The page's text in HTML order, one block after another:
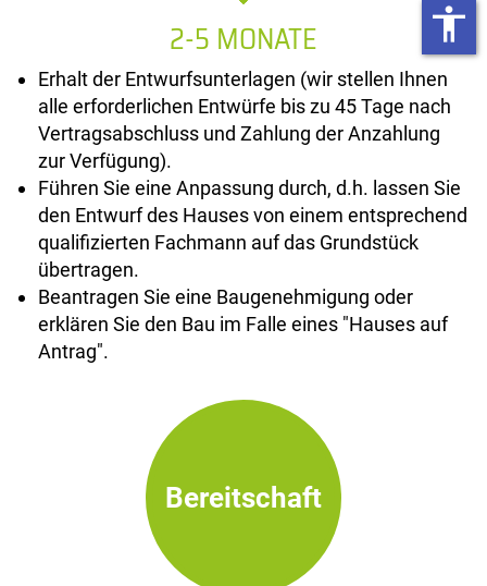
2-5 MONATE
Erhalt der Entwurfsunterlagen (wir stellen Ihnen
alle erforderlichen Entwürfe bis zu 45 Tage nach
Vertragsabschluss und Zahlung der Anzahlung
zur Verfügung).
Führen Sie eine Anpassung durch, d.h. lassen Sie
den Entwurf des Hauses von einem entsprechend
qualifizierten Fachmann auf das Grundstück
übertragen.
Beantragen Sie eine Baugenehmigung oder
erklären Sie den Bau im Falle eines "Hauses auf
Antrag".
Bereitschaft
accessibility